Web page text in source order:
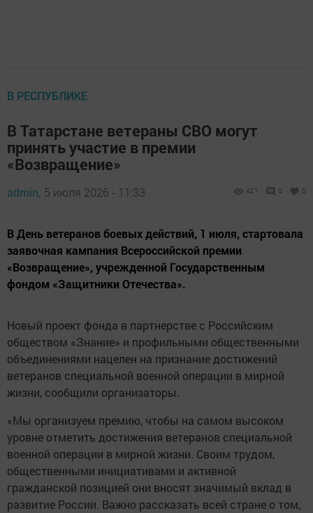
В РЕСПУБЛИКЕ
В Татарстане ветераны СВО могут
принять участие в премии
«Возвращение»
admin, 5 июля 2026 - 11:33 421 0 0
В День ветеранов боевых действий, 1 июля, стартовала
заявочная кампания Всероссийской премии
«Возвращение», учрежденной Государственным
фондом «Защитники Отечества».
Новый проект фонда в партнерстве с Российским
обществом «Знание» и профильными общественными
объединениями нацелен на признание достижений
ветеранов специальной военной операции в мирной
жизни, сообщили организаторы.
«Мы организуем премию, чтобы на самом высоком
уровне отметить достижения ветеранов специальной
военной операции в мирной жизни. Своим трудом,
общественными инициативами и активной
гражданской позицией они вносят значимый вклад в
развитие России. Важно рассказать всей стране о том,